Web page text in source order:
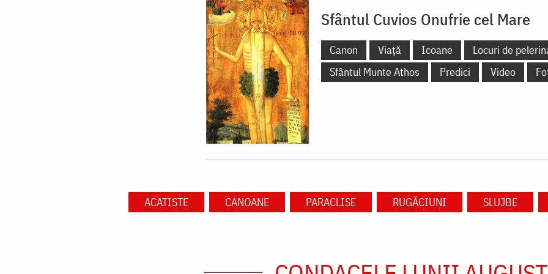
Sfântul Cuvios Onufrie cel Mare
Canon Viață Icoane
Locuri de
Sfântul Munte Athos
Predici Video
ACATISTE CANOANE PARACLISE RUGĂCIUNI SLUJBE